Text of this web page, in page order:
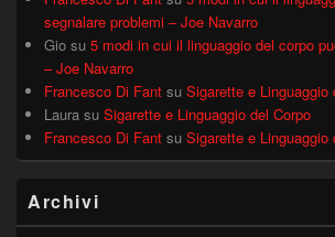
segnalare problemi – Joe Navarro
Gio su 5 modi in cui il linguaggio del corpo
– Joe Navarro
Francesco Di Fant su Sigarette e Linguaggio
Laura su Sigarette e Linguaggio del Corpo
Francesco Di Fant su Sigarette e Linguaggio
Archivi